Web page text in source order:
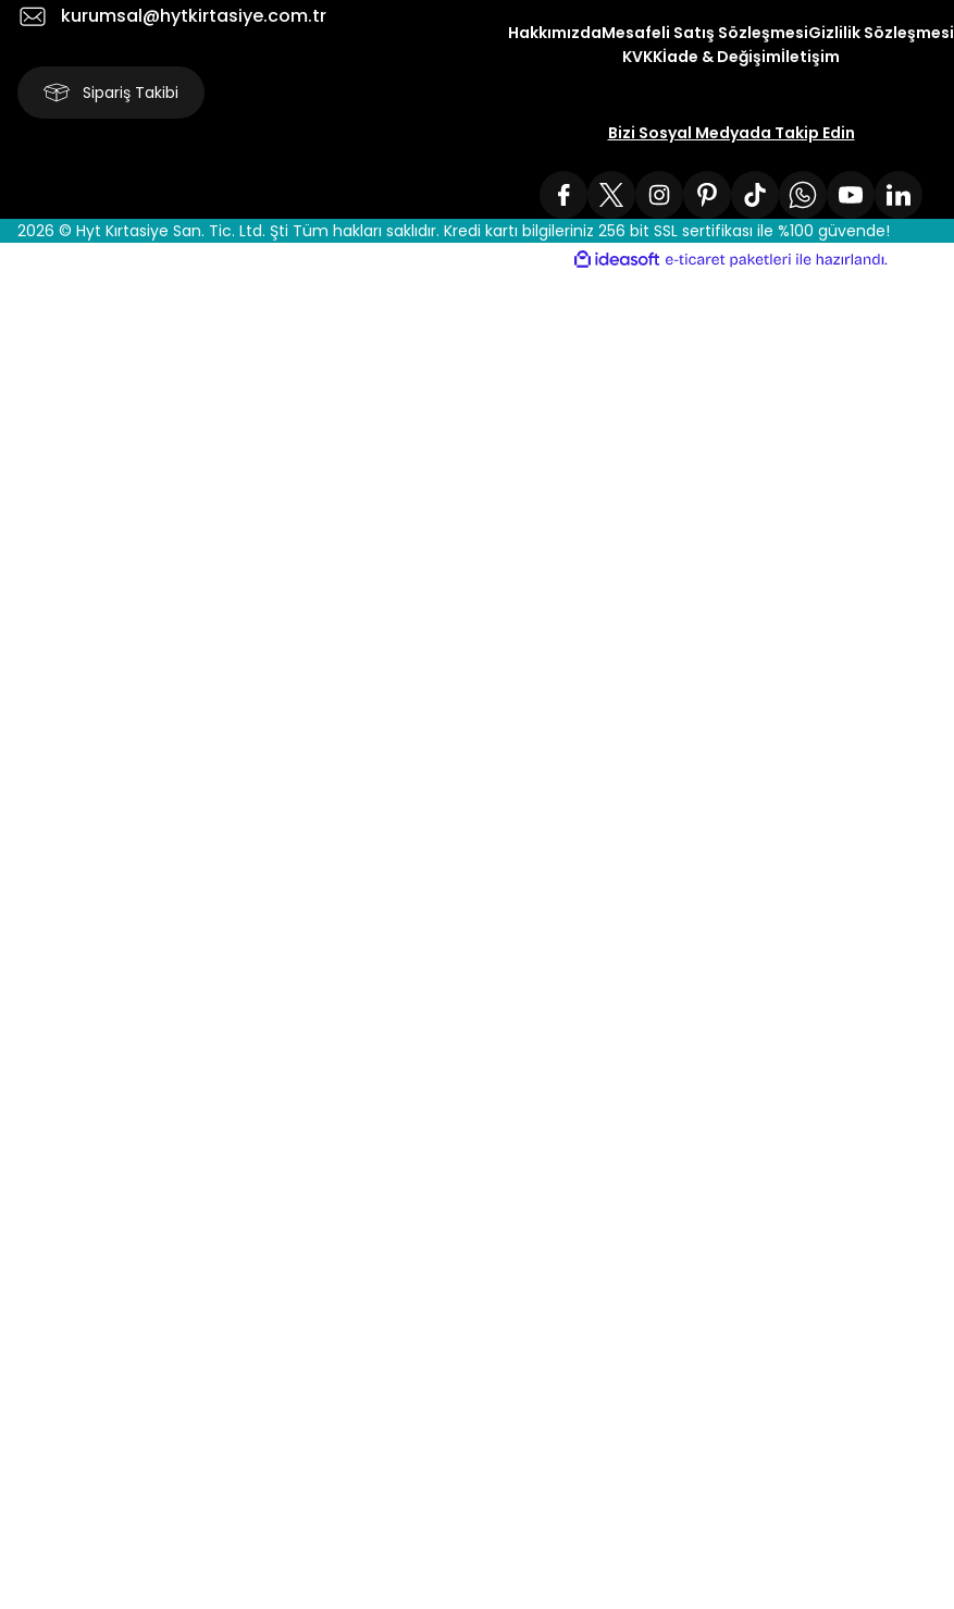
kurumsal@hytkirtasiye.com.tr
Sipariş Takibi
HakkımızdaMesafeli Satış SözleşmesiGizlilik Sözleşmesi
KVKKİade & Değişimİletişim
Bizi Sosyal Medyada Takip Edin
2026 © Hyt Kırtasiye San. Tic. Ltd. Şti Tüm hakları saklıdır. Kredi kartı bilgileriniz 256 bit SSL sertifikası ile %100 güvende!
ideasoft
e-